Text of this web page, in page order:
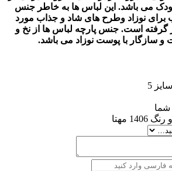
می باشد. این لباس ها به خاطر جنس
نوزاد وطرح های شاد و جذاب مورد
گرفته است. جنس پارچه لباس ها از نخ و
سازگار با پوست نوزاد می باشد.
شما
مهتا